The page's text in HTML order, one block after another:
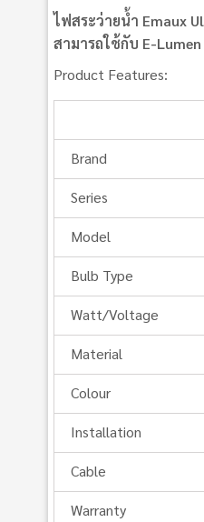
ไฟสระว่ายน้ำ Emaux
สามารถใช้กับ E-
Product Features:
Brand
Series
Model
Bulb Type
Watt/Voltage
Material
Colour
Installation
Cable
Warranty